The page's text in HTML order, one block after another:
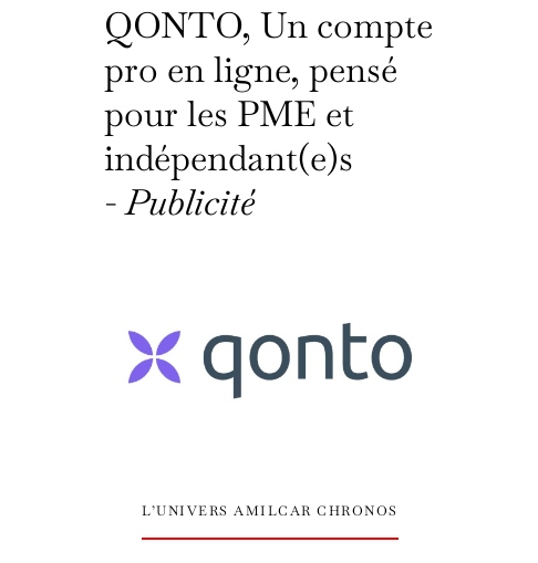
QONTO, Un compte
pro en ligne, pensé
pour les PME et
indépendant(e)s
-Publicité
L’UNIVERS AMILCAR CHRONOS